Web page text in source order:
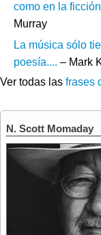
como en la
Murray
La música sólo
poesía.... – Mark
Ver todas las frases
N. Scott Momaday